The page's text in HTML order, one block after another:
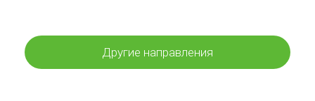
Другие направления